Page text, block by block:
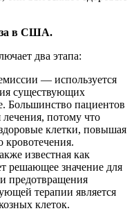
в США.
два этапа:
— используется
существующих
Большинство пациентов
потому что
клетки, повышая
известная как
решающее значение для
предотвращения
терапии является
клеток.